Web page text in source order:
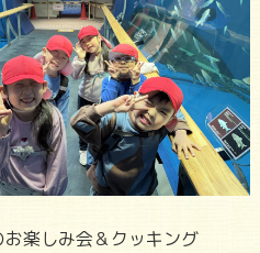
お楽しみ会＆クッキング